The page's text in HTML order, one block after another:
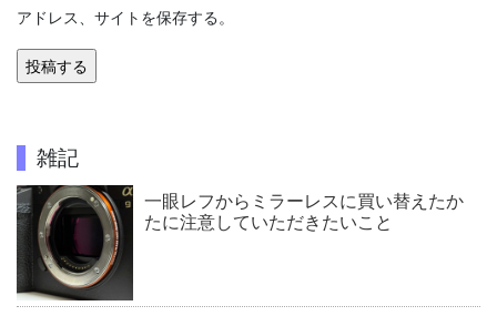
アドレス、サイトを保存する。
雑記
一眼レフからミラーレスに買い替えたか
たに注意していただきたいこと